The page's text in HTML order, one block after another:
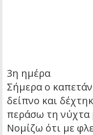
3η ημέρα
Σήμερα ο
δείπνο και
περάσω τη νύχτα
Νομίζω ότι με